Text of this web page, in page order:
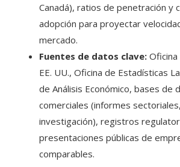
Canadá), ratios de penetración y
adopción para proyectar
mercado.
Fuentes de datos clave:
EE. UU., Oficina de Estadísticas
de Análisis Económico, bases de
comerciales (informes
investigación), registros
presentaciones públicas de
comparables.